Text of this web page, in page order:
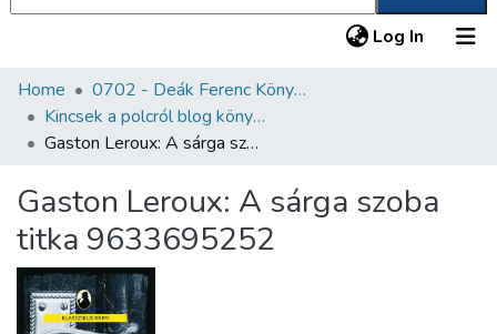
Log In (current)
Communities & Collections
All of DSpace
About us
Home
0702 - Deák Ferenc Könyvtár
Kincsek a polcról blog könyvajánlói
Gaston Leroux: A sárga szoba titka 9633695252
Gaston Leroux: A sárga szoba
titka 9633695252